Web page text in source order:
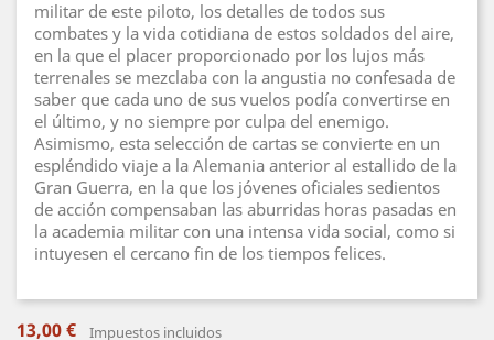
militar de este piloto, los detalles de todos sus
combates y la vida cotidiana de estos soldados del aire,
en la que el placer proporcionado por los lujos más
terrenales se mezclaba con la angustia no confesada de
saber que cada uno de sus vuelos podía convertirse en
el último, y no siempre por culpa del enemigo.
Asimismo, esta selección de cartas se convierte en un
espléndido viaje a la Alemania anterior al estallido de la
Gran Guerra, en la que los jóvenes oficiales sedientos
de acción compensaban las aburridas horas pasadas en
la academia militar con una intensa vida social, como si
intuyesen el cercano fin de los tiempos felices.
13,00 € Impuestos incluidos